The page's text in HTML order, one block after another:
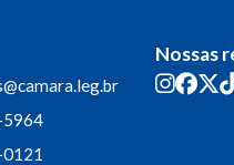
5964
Nossas